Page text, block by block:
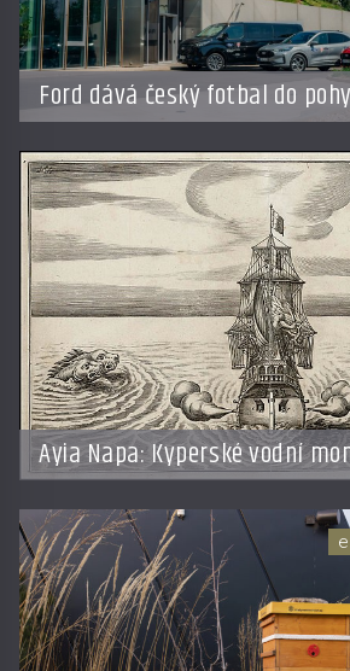
Ford dává český fotbal do
novým partnerem FAČR
Ayia Napa: Kyperské vodní
mírumilovnou povahou